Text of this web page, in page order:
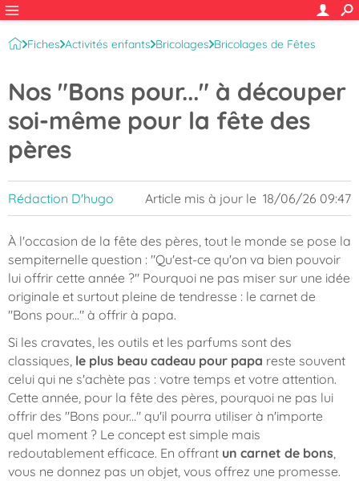
Fiches Activités enfants Bricolages Bricolages de Fêtes
Nos "Bons pour..." à découper
soi-même pour la fête des
pères
Rédaction D'hugo Article mis à jour le 18/06/26 09:47
À l'occasion de la fête des pères, tout le monde se pose la
sempiternelle question : "Qu'est-ce qu'on va bien pouvoir
lui offrir cette année ?" Pourquoi ne pas miser sur une idée
originale et surtout pleine de tendresse : le carnet de
"Bons pour..." à offrir à papa.
Si les cravates, les outils et les parfums sont des
classiques, le plus beau cadeau pour papa reste souvent
celui qui ne s'achète pas : votre temps et votre attention.
Cette année, pour la fête des pères, pourquoi ne pas lui
offrir des "Bons pour..." qu'il pourra utiliser à n'importe
quel moment ? Le concept est simple mais
redoutablement efficace. En offrant un carnet de bons,
vous ne donnez pas un objet, vous offrez une promesse.